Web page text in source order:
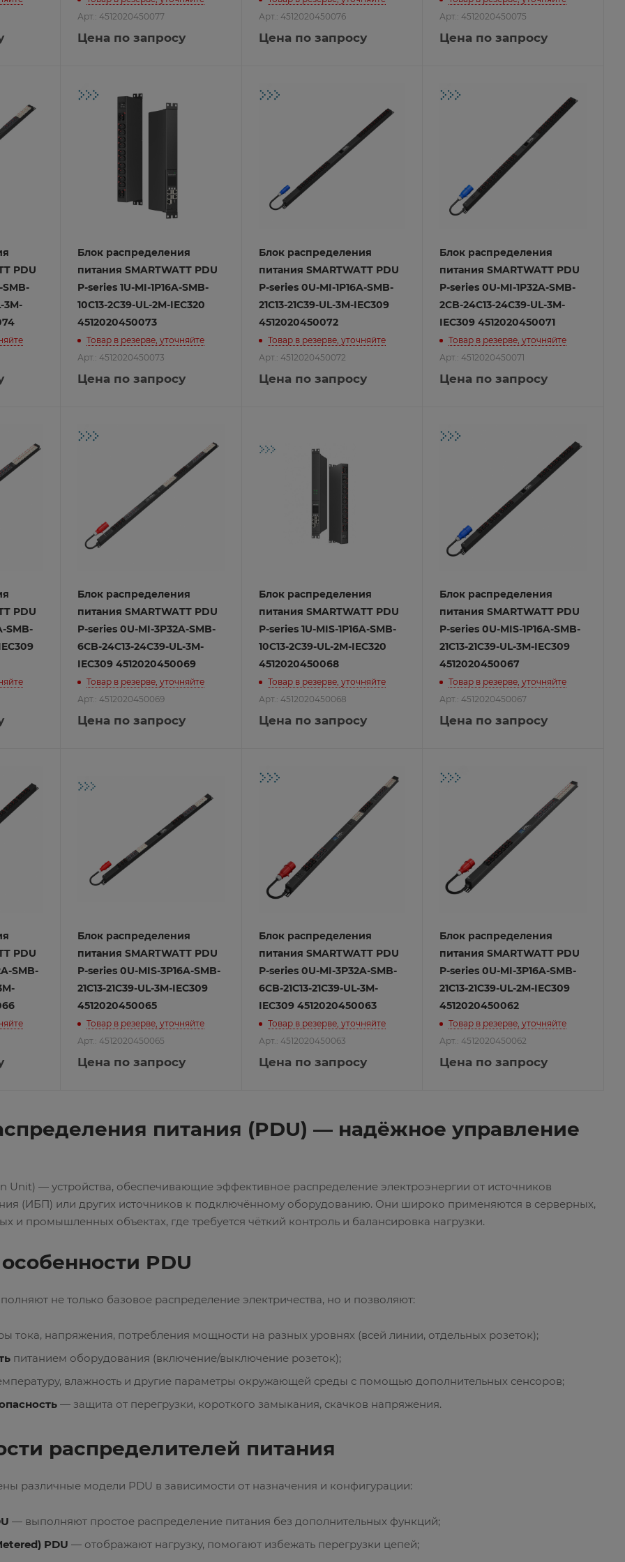
Арт.: 4512020450077
Цена по запросу
Арт.: 4512020450076
Цена по запросу
Арт.: 4512020450075
Цена по запросу
PDU
SMB-
3M-
Блок распределения
питания SMARTWATT PDU
P-series 1U-MI-1P16A-SMB-
10C13-2C39-UL-2M-IEC320
4512020450073
Товар в резерве, уточняйте
Арт.: 4512020450073
Цена по запросу
Блок распределения
питания SMARTWATT PDU
P-series 0U-MI-1P16A-SMB-
21C13-21C39-UL-3M-IEC309
4512020450072
Товар в резерве, уточняйте
Арт.: 4512020450072
Цена по запросу
Блок распределения
питания SMARTWATT PDU
P-series 0U-MI-1P32A-SMB-
2CB-24C13-24C39-UL-3M-
IEC309 4512020450071
Товар в резерве, уточняйте
Арт.: 4512020450071
Цена по запросу
PDU
SMB-
Блок распределения
питания SMARTWATT PDU
P-series 0U-MI-3P32A-SMB-
6CB-24C13-24C39-UL-3M-
IEC309 4512020450069
Товар в резерве, уточняйте
Арт.: 4512020450069
Цена по запросу
Блок распределения
питания SMARTWATT PDU
P-series 1U-MIS-1P16A-SMB-
10C13-2C39-UL-2M-IEC320
4512020450068
Товар в резерве, уточняйте
Арт.: 4512020450068
Цена по запросу
Блок распределения
питания SMARTWATT PDU
P-series 0U-MIS-1P16A-SMB-
21C13-21C39-UL-3M-IEC309
4512020450067
Товар в резерве, уточняйте
Арт.: 4512020450067
Цена по запросу
PDU
SMB-
Блок распределения
питания SMARTWATT PDU
P-series 0U-MIS-3P16A-SMB-
21C13-21C39-UL-3M-IEC309
4512020450065
Товар в резерве, уточняйте
Арт.: 4512020450065
Цена по запросу
Блок распределения
питания SMARTWATT PDU
P-series 0U-MI-3P32A-SMB-
6CB-21C13-21C39-UL-3M-
IEC309 4512020450063
Товар в резерве, уточняйте
Арт.: 4512020450063
Цена по запросу
Блок распределения
питания SMARTWATT PDU
P-series 0U-MI-3P16A-SMB-
21C13-21C39-UL-2M-IEC309
4512020450062
Товар в резерве, уточняйте
Арт.: 4512020450062
Цена по запросу
питания (PDU) — надёжное управление
Unit) — устройства, обеспечивающие эффективное распределение электроэнергии от источников
(ИБП) или других источников к подключённому оборудованию. Они широко применяются в серверных,
и промышленных объектах, где требуется чёткий контроль и балансировка нагрузки.
PDU
не только базовое распределение электричества, но и позволяют:
тока, напряжения, потребления мощности на разных уровнях (всей линии, отдельных розеток);
питанием оборудования (включение/выключение розеток);
влажность и другие параметры окружающей среды с помощью дополнительных сенсоров;
— защита от перегрузки, короткого замыкания, скачков напряжения.
распределителей питания
различные модели PDU в зависимости от назначения и конфигурации:
— выполняют простое распределение питания без дополнительных функций;
PDU — отображают нагрузку, помогают избежать перегрузки цепей;
RS485
Wiegand
Rikett
выключатели